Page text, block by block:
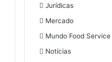
Jurídicas
Mercado
Mundo Food Service
Notícias